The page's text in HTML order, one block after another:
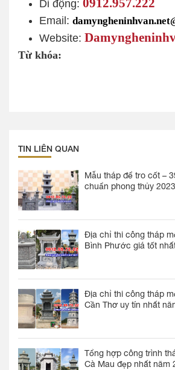
Di động: 0912.957.222
Email:
Website:
Từ khóa:
TIN LIÊN QUAN
Mẫu tháp để tro cốt –
chuẩn phong thủy 2023
Địa chỉ thi công tháp
Bình Phước giá tốt
Địa chỉ thi công tháp
Cần Thơ uy tín nhất
Tổng hợp công trình
Cà Mau đẹp nhất năm